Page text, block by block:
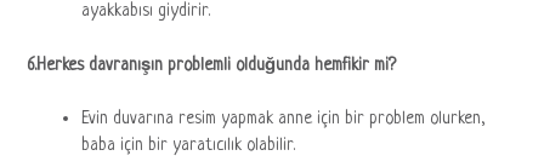
ayakkabısı giydirir.
6.Herkes davranışın problemli olduğunda hemfikir mi?
Evin duvarına resim yapmak anne için bir problem olurken,
baba için bir yaratıcılık olabilir.